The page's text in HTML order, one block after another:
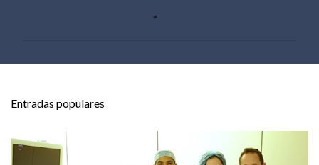
Entradas populares